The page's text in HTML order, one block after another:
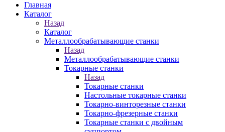
Главная
Каталог
Назад
Каталог
Металлообрабатывающие станки
Назад
Металлообрабатывающие станки
Токарные станки
Назад
Токарные станки
Настольные токарные станки
Токарно-винторезные станки
Токарно-фрезерные станки
Токарные станки с двойным